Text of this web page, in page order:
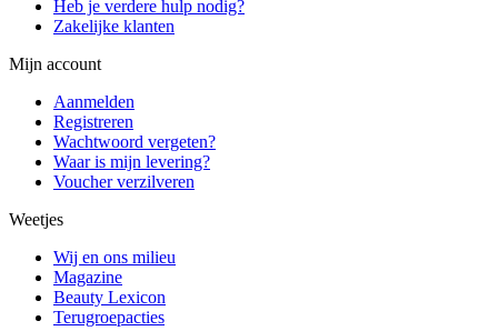
Heb je verdere hulp nodig?
Zakelijke klanten
Mijn account
Aanmelden
Registreren
Wachtwoord vergeten?
Waar is mijn levering?
Voucher verzilveren
Weetjes
Wij en ons milieu
Magazine
Beauty Lexicon
Terugroepacties